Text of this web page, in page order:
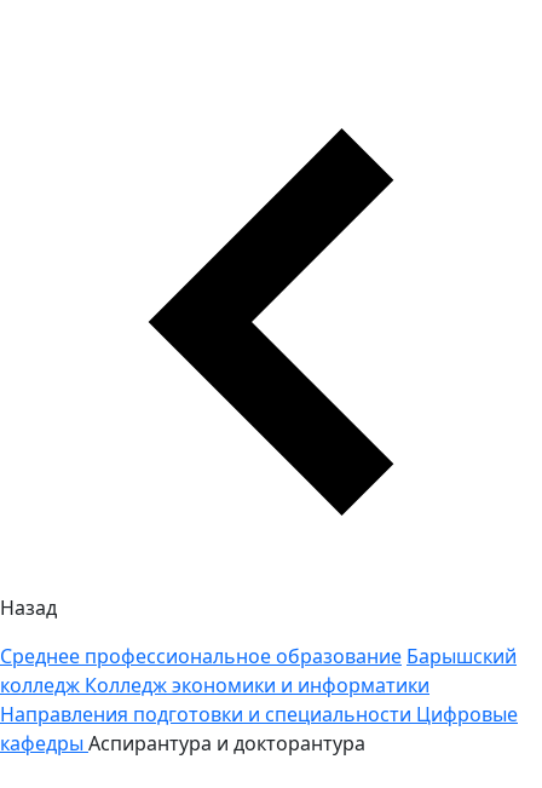
Назад
Среднее профессиональное образование Барышский
колледж Колледж экономики и информатики
Направления подготовки и специальности Цифровые
кафедры Аспирантура и докторантура